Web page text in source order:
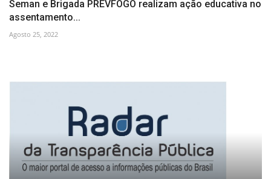
Seman e Brigada PREVFOGO realizam ação educativa no
assentamento...
Agosto 25, 2022